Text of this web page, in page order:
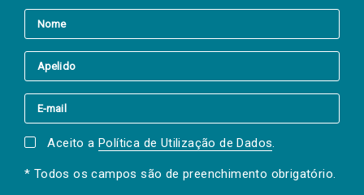
Aceito a Política de Utilização de Dados.
* Todos os campos são de preenchimento obrigatório.